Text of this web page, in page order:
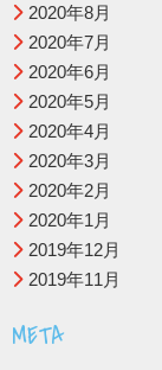
2020年8月
2020年7月
2020年6月
2020年5月
2020年4月
2020年3月
2020年2月
2020年1月
2019年12月
2019年11月
META